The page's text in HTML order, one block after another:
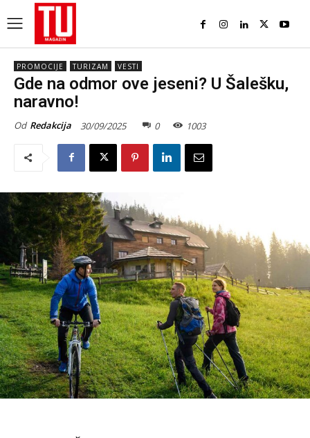
PROMOCIJE TURIZAM VESTI
Gde na odmor ove jeseni? U Šalešku,
naravno!
Od Redakcija 30/09/2025 0 1003